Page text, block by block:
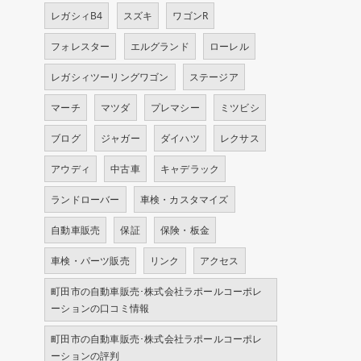
レガシィB4 スズキ ワゴンR
フォレスター エルグランド ローレル
レガシィツーリングワゴン ステージア
マーチ マツダ プレマシー ミツビシ
ブログ ジャガー ダイハツ レクサス
アウディ 中古車 キャデラック
ランドローバー 車検・カスタマイズ
自動車販売 保証 保険・板金
車検・パーツ販売 リンク アクセス
町田市の自動車販売･株式会社ラポールコーポレ
ーションの口コミ情報
町田市の自動車販売･株式会社ラポールコーポレ
ーションの評判